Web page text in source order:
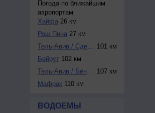
Погода по ближайшим
аэропортам
Хайфа26 км
Рош Пина27 км
Тель-Авив / Сде-Д... 101 км
Бейрут102 км
Тель-Авив / Бен-Г...
107 км
Мафрак110 км
ВОДОЕМЫ